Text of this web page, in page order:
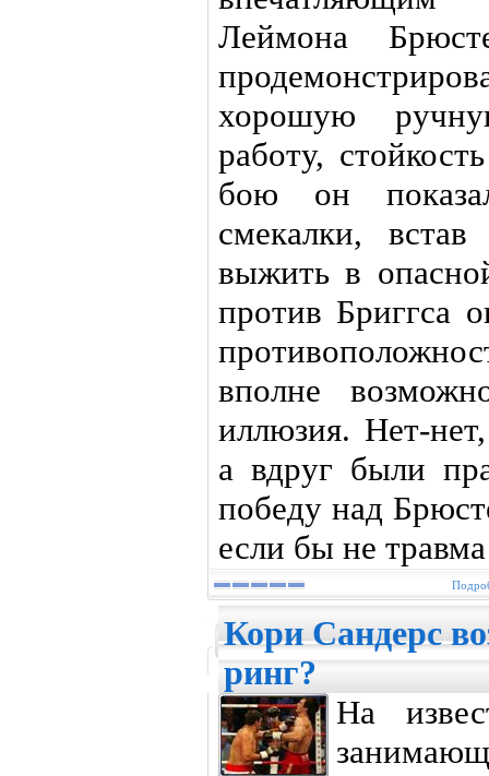
Леймона
хорошую
работу,
бою он
смекалки,
выжить в
против Бриггса
вполне
иллюзия. Нет-
а вдруг были
победу над
если бы не
Кори Сандерс
ринг?
На